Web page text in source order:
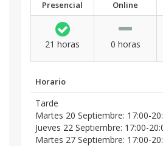
Presencial Online
21 horas 0 horas
Horario
Tarde
Martes 20 Septiembre: 17:00-
Jueves 22 Septiembre: 17:00-
Martes 27 Septiembre: 17:00-